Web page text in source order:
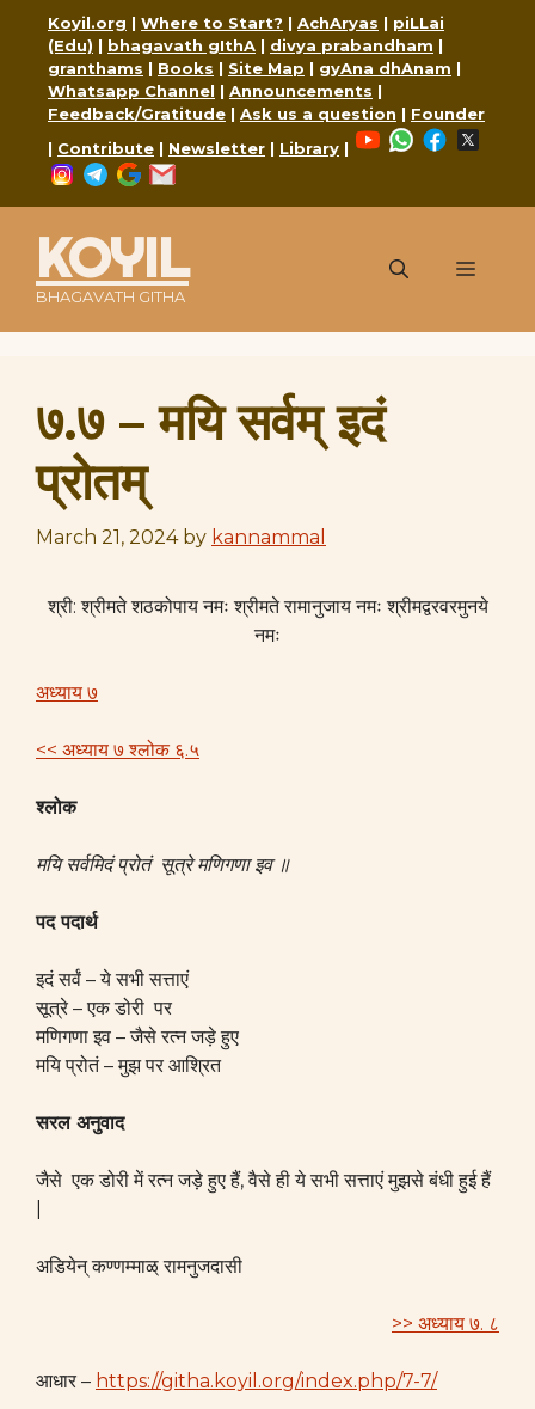
content
Koyil.org | Where to Start? | AchAryas | piLLai
(Edu) | bhagavath gIthA | divya prabandham |
granthams | Books | Site Map | gyAna dhAnam |
Whatsapp Channel | Announcements |
Feedback/Gratitude | Ask us a question | Founder
| Contribute | Newsletter | Library |
YouTubeWhatsApp
Facebook
Instagram
Telegram
Google
KOYIL
BHAGAVATH GITHA
Menu
७.७ – मयि सर्वम् इदं
प्रोतम्
March 21, 2024 by kannammal
श्री: श्रीमते शठकोपाय नमः श्रीमते रामानुजाय नमः श्रीमद्वरवरमुनये
नमः
अध्याय ७
<< अध्याय ७ श्लोक ६.५
श्लोक
मयि सर्वमिदं प्रोतं सूत्रे मणिगणा इव ॥
पद पदार्थ
इदं सर्वं – ये सभी सत्ताएं
सूत्रे – एक डोरी पर
मणिगणा इव – जैसे रत्न जड़े हुए
मयि प्रोतं – मुझ पर आश्रित
सरल अनुवाद
जैसे एक डोरी में रत्न जड़े हुए हैं, वैसे ही ये सभी सत्ताएं मुझसे बंधी हुई हैं
अडियेन् कण्णम्माळ् रामनुजदासी
>> अध्याय ७. ८
आधार – https://githa.koyil.org/index.php/7-7/